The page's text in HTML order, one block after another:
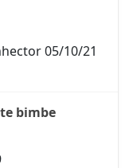
05/10/21
bimbe